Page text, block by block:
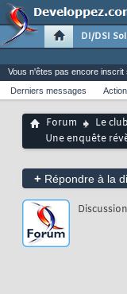
DI/DSI
Vous n'êtes pas encore
Derniers messages
Forum Le
Une enquête
+ Répondre à la